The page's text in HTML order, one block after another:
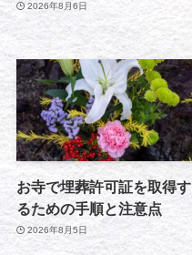
2026年8月6日
お寺で埋葬許可証を取得す
るための手順と注意点
2026年8月5日